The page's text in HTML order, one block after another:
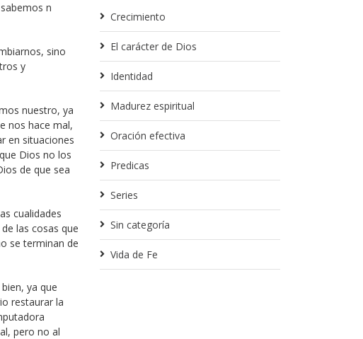
n
sino
y
nuestro, ya
nos hace mal,
en situaciones
Dios no los
de que sea
cualidades
las cosas que
se terminan de
ya que
restaurar la
pero no al
Crecimiento
El carácter de Dios
Identidad
Madurez espiritual
Oración efectiva
Predicas
Series
Sin categoría
Vida de Fe